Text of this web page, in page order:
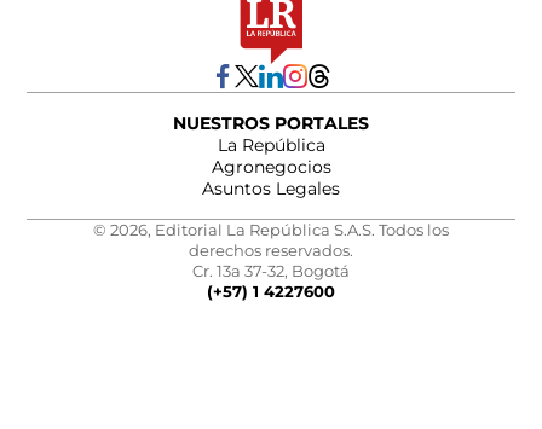
NUESTROS PORTALES
La República
Agronegocios
Asuntos Legales
© 2026, Editorial La República S.A.S. Todos los
derechos reservados.
Cr. 13a 37-32, Bogotá
(+57) 1 4227600